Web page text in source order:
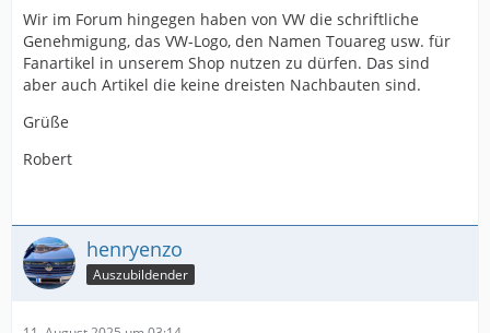
Wir im Forum hingegen haben von VW die schriftliche
Genehmigung, das VW-Logo, den Namen Touareg usw. für
Fanartikel in unserem Shop nutzen zu dürfen. Das sind
aber auch Artikel die keine dreisten Nachbauten sind.
Grüße
Robert
henryenzo
Auszubildender